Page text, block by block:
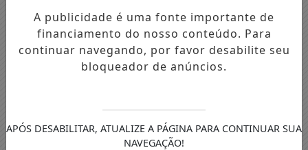
A publicidade é uma fonte importante de
financiamento do nosso conteúdo. Para
continuar navegando, por favor desabilite seu
bloqueador de anúncios.
APÓS DESABILITAR, ATUALIZE A PÁGINA PARA CONTINUAR SUA
NAVEGAÇÃO!